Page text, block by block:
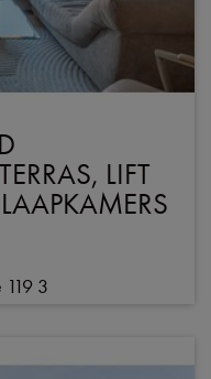
LIFT
3